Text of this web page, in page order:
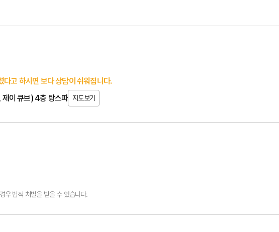
다고 하시면 보다 상담이 쉬워집니다.
이 큐브) 4층 탕스파 지도보기
우 법적 처벌을 받을 수 있습니다.